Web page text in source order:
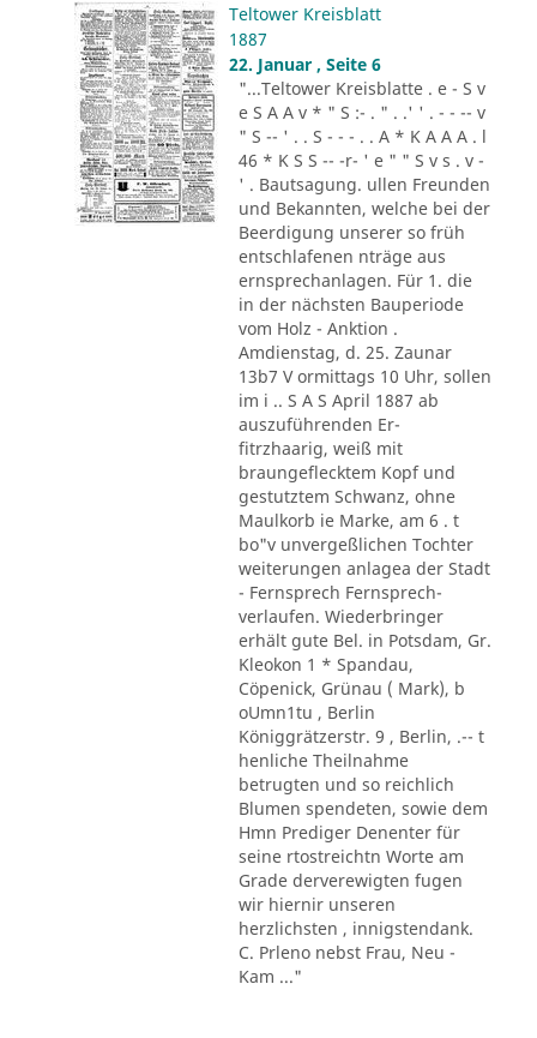
Teltower Kreisblatt
1887
22. Januar , Seite 6
"...Teltower Kreisblatte . e - S v
e S A A v * " S :- . " . .' ' . - - -- v
" S -- ' . . S - - - . . A * K A A A . l
46 * K S S -- -r- ' e " " S v s . v -
' . Bautsagung. ullen Freunden
und Bekannten, welche bei der
Beerdigung unserer so früh
entschlafenen nträge aus
ernsprechanlagen. Für 1. die
in der nächsten Bauperiode
vom Holz - Anktion .
Amdienstag, d. 25. Zaunar
13b7 V ormittags 10 Uhr, sollen
im i .. S A S April 1887 ab
auszuführenden Er-
fitrzhaarig, weiß mit
braungeflecktem Kopf und
gestutztem Schwanz, ohne
Maulkorb ie Marke, am 6 . t
bo"v unvergeßlichen Tochter
weiterungen anlagea der Stadt
- Fernsprech Fernsprech-
verlaufen. Wiederbringer
erhält gute Bel. in Potsdam, Gr.
Kleokon 1 * Spandau,
Cöpenick, Grünau ( Mark), b
oUmn1tu , Berlin
Königgrätzerstr. 9 , Berlin, .-- t
henliche Theilnahme
betrugten und so reichlich
Blumen spendeten, sowie dem
Hmn Prediger Denenter für
seine rtostreichtn Worte am
Grade derverewigten fugen
wir hiernir unseren
herzlichsten , innigstendank.
C. Prleno nebst Frau, Neu -
Kam ..."